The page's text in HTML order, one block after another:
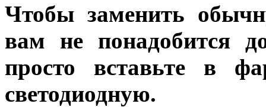
Чтобы заменить
вам не понадобится
просто вставьте в
светодиодную.